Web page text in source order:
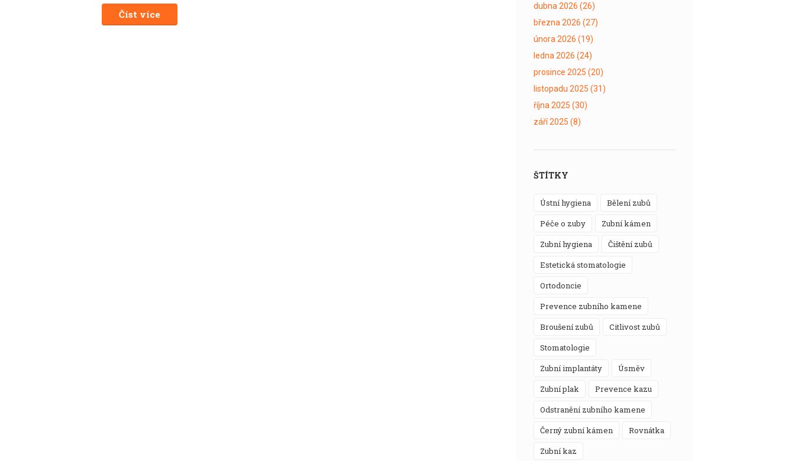
Číst více
dubna 2026 (26)
března 2026 (27)
února 2026 (19)
ledna 2026 (24)
prosince 2025 (20)
listopadu 2025 (31)
října 2025 (30)
září 2025 (8)
ŠTÍTKY
ústní hygiena
bělení zubů
péče o zuby
zubní kámen
zubní hygiena
čištění zubů
estetická stomatologie
ortodoncie
prevence zubního kamene
broušení zubů
citlivost zubů
stomatologie
zubní implantáty
úsměv
zubní plak
prevence kazu
odstranění zubního kamene
černý zubní kámen
rovnátka
zubní kaz